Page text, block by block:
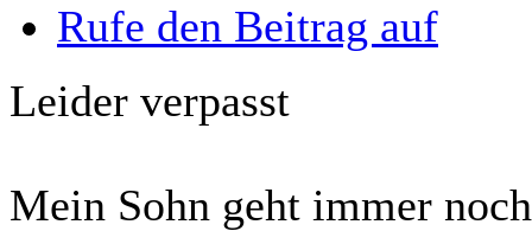
Rufe den Beitrag auf
Leider verpasst
Mein Sohn geht immer